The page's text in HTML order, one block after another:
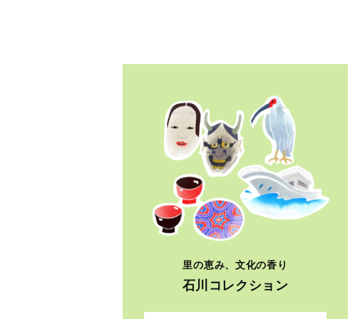
里の恵み、文化の香り
石川コレクション